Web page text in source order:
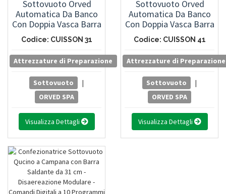
Sottovuoto Orved
Automatica Da Banco
Con Doppia Vasca Barra
Da 315 Mm - Pompa Da
12 Mc/h
Codice: CUISSON 31
Attrezzature di Preparazione
Sottovuoto
|
ORVED SPA
Visualizza Dettagli
Sottovuoto Orved
Automatica Da Banco
Con Doppia Vasca Barra
Da 415 Mm Doppio
Datario E Modulo Wi-Fi
Codice: CUISSON 41
Attrezzature di Preparazione
Sottovuoto
|
ORVED SPA
Visualizza Dettagli